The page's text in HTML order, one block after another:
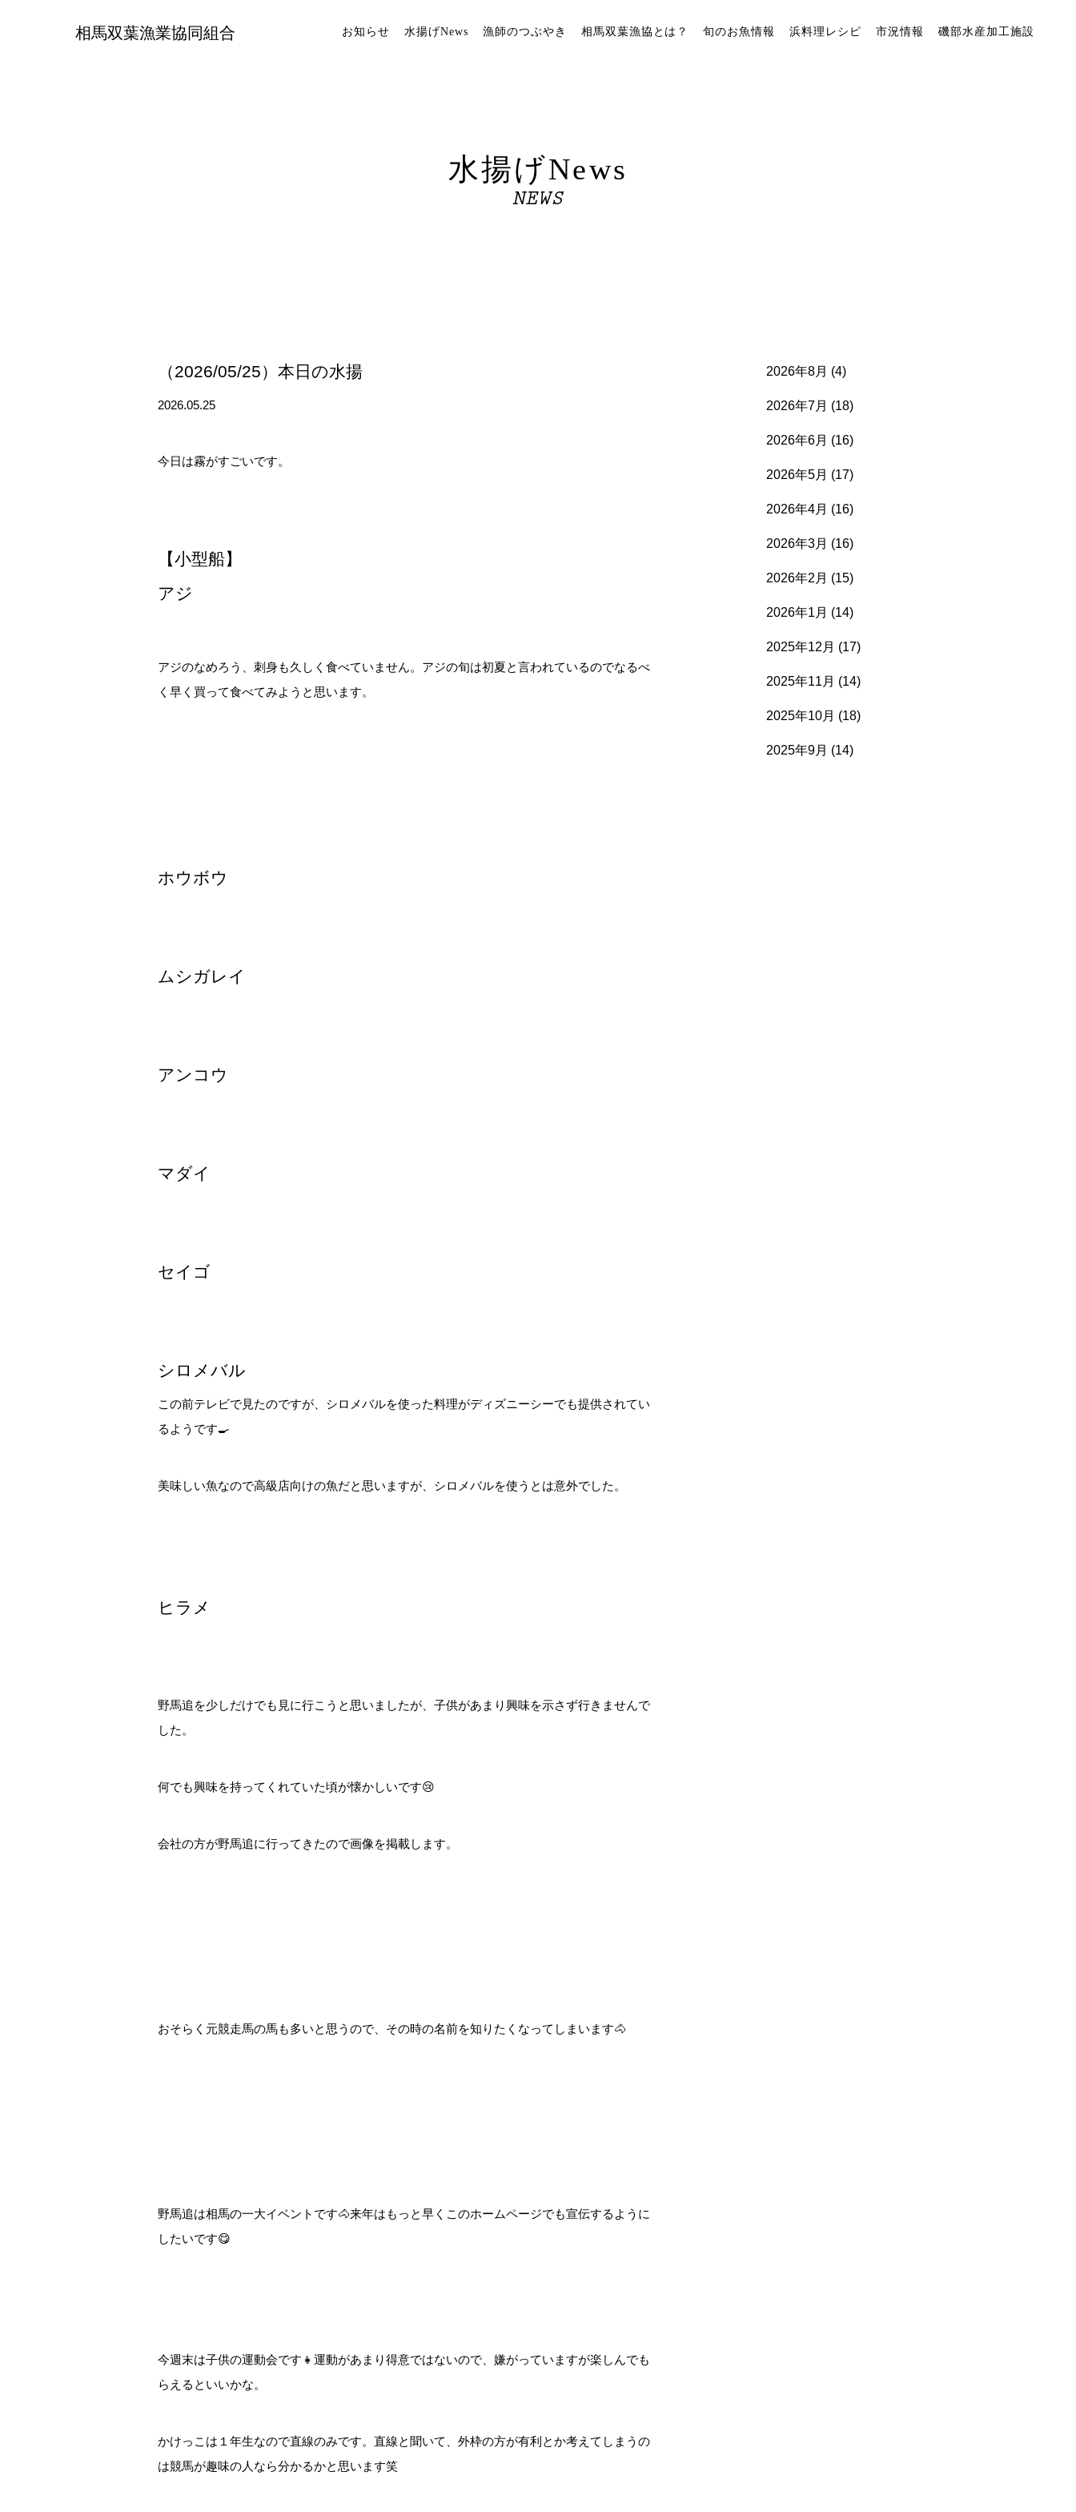
相馬双葉漁業協同組合 お知らせ 水揚げNews 漁師のつぶやき 相馬双葉漁協とは？ 旬のお魚情報 浜料理レシピ 市況情報 磯部水産加工施設
水揚げNews
NEWS
（2026/05/25）本日の水揚
2026.05.25
今日は霧がすごいです。
【小型船】
アジ
アジのなめろう、刺身も久しく食べていません。アジの旬は初夏と言われているのでなるべ
く早く買って食べてみようと思います。
ホウボウ
ムシガレイ
アンコウ
マダイ
セイゴ
シロメバル
この前テレビで見たのですが、シロメバルを使った料理がディズニーシーでも提供されてい
るようです🍳
美味しい魚なので高級店向けの魚だと思いますが、シロメバルを使うとは意外でした。
ヒラメ
野馬追を少しだけでも見に行こうと思いましたが、子供があまり興味を示さず行きませんで
した。
何でも興味を持ってくれていた頃が懐かしいです😢
会社の方が野馬追に行ってきたので画像を掲載します。
おそらく元競走馬の馬も多いと思うので、その時の名前を知りたくなってしまいます🐴
野馬追は相馬の一大イベントです🐴来年はもっと早くこのホームページでも宣伝するように
したいです😋
今週末は子供の運動会です👧運動があまり得意ではないので、嫌がっていますが楽しんでも
らえるといいかな。
かけっこは１年生なので直線のみです。直線と聞いて、外枠の方が有利とか考えてしまうの
は競馬が趣味の人なら分かるかと思います笑
2026年8月 (4)
2026年7月 (18)
2026年6月 (16)
2026年5月 (17)
2026年4月 (16)
2026年3月 (16)
2026年2月 (15)
2026年1月 (14)
2025年12月 (17)
2025年11月 (14)
2025年10月 (18)
2025年9月 (14)